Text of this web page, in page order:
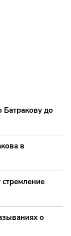
Батракову до
в
о